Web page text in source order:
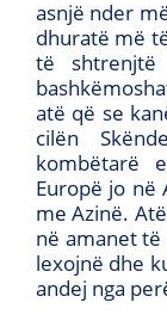
asnjë nder
dhuratë më
të
atë që se
cilën
kombëtarë
Europë jo në
me Azinë.
në amanet
lexojnë dhe
andej nga